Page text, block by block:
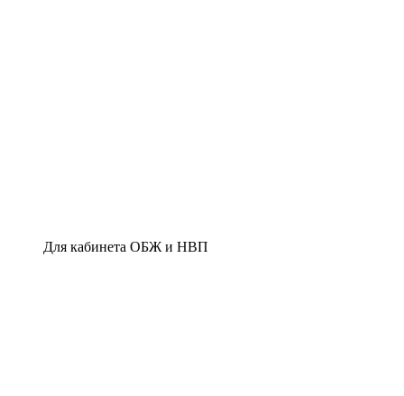
Для кабинета ОБЖ и НВП